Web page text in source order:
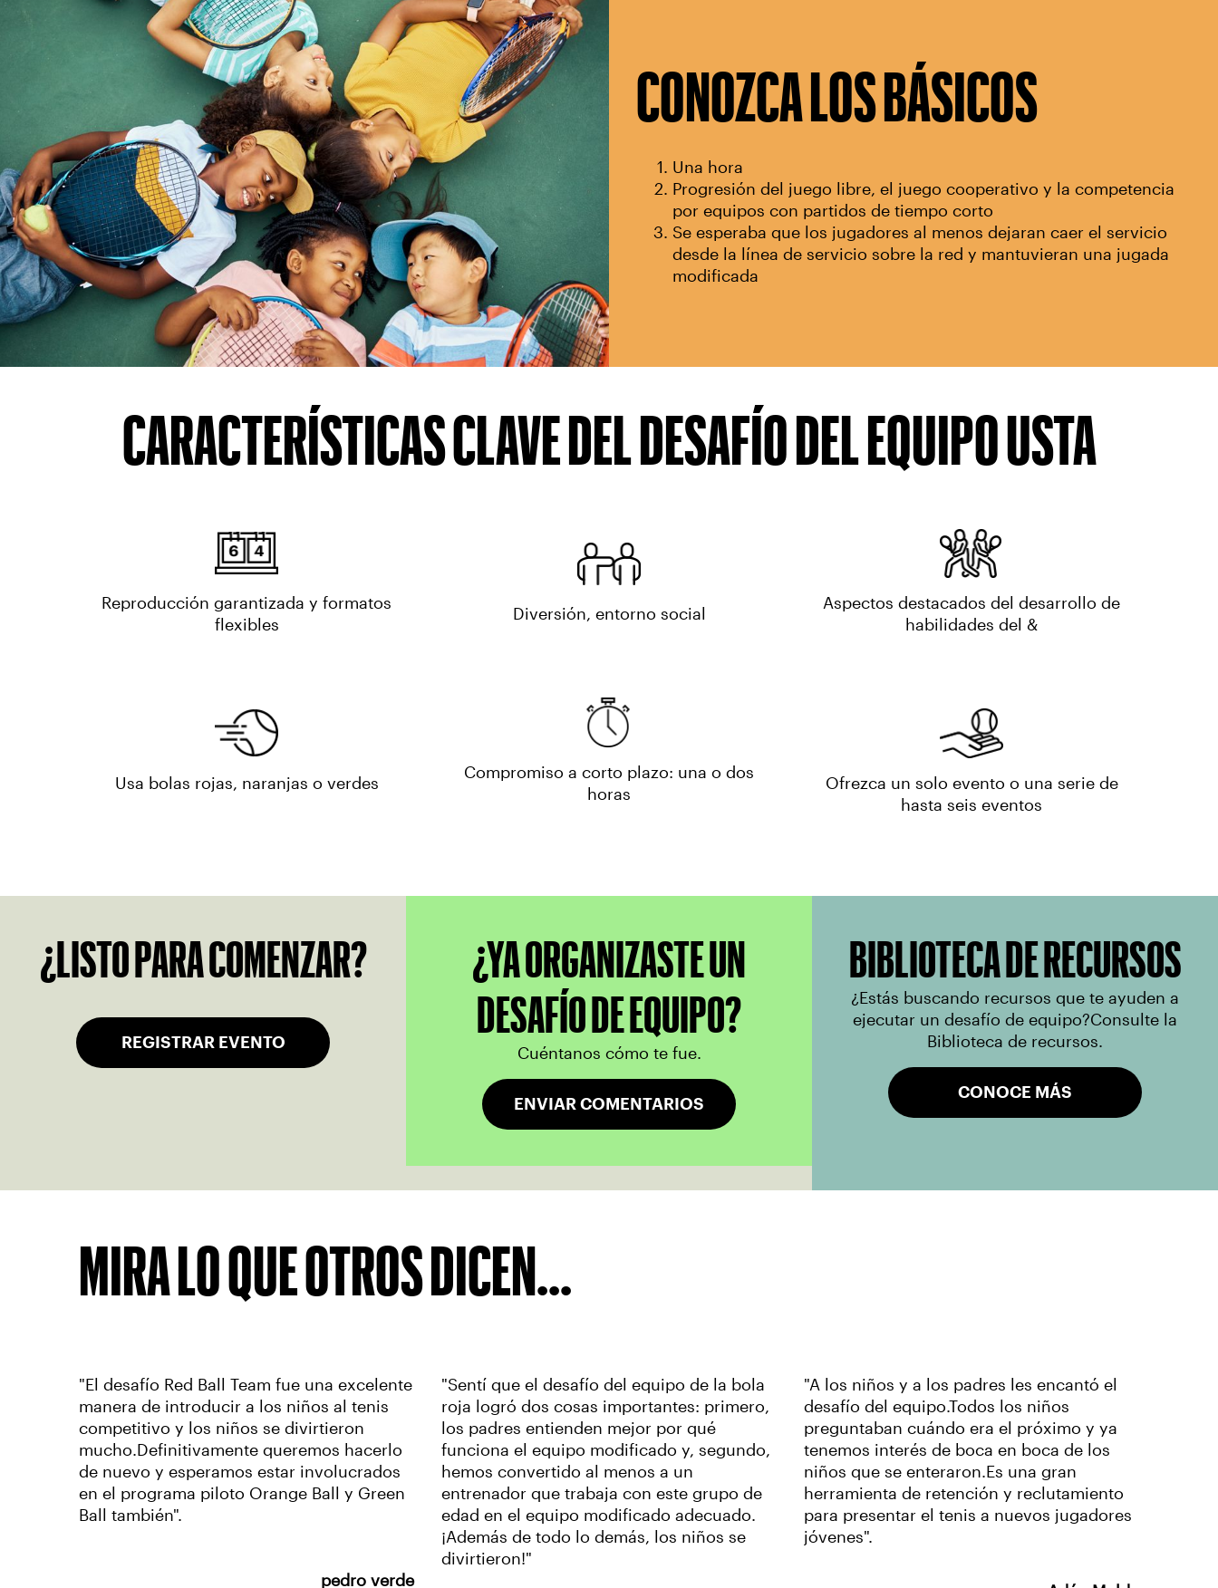
CONOZCA LOS BÁSICOS
Una hora
Progresión del juego libre, el juego cooperativo y la competencia
por equipos con partidos de tiempo corto
Se esperaba que los jugadores al menos dejaran caer el servicio
desde la línea de servicio sobre la red y mantuvieran una jugada
modificada
CARACTERÍSTICAS CLAVE DEL DESAFÍO DEL EQUIPO USTA
Reproducción garantizada y formatos
flexibles
Diversión, entorno social
Aspectos destacados del desarrollo de
habilidades del &
Usa bolas rojas, naranjas o verdes
Compromiso a corto plazo: una o dos
horas
Ofrezca un solo evento o una serie de
hasta seis eventos
¿LISTO PARA COMENZAR?
REGISTRAR EVENTO
¿YA ORGANIZASTE UN
DESAFÍO DE EQUIPO?
Cuéntanos cómo te fue.
ENVIAR COMENTARIOS
BIBLIOTECA DE RECURSOS
¿Estás buscando recursos que te ayuden a
ejecutar un desafío de equipo?Consulte la
Biblioteca de recursos.
CONOCE MÁS
MIRA LO QUE OTROS DICEN...
"El desafío Red Ball Team fue una excelente
manera de introducir a los niños al tenis
competitivo y los niños se divirtieron
mucho.Definitivamente queremos hacerlo
de nuevo y esperamos estar involucrados
en el programa piloto Orange Ball y Green
Ball también".
pedro verde
"Sentí que el desafío del equipo de la bola
roja logró dos cosas importantes: primero,
los padres entienden mejor por qué
funciona el equipo modificado y, segundo,
hemos convertido al menos a un
entrenador que trabaja con este grupo de
edad en el equipo modificado adecuado.
¡Además de todo lo demás, los niños se
divirtieron!"
"A los niños y a los padres les encantó el
desafío del equipo.Todos los niños
preguntaban cuándo era el próximo y ya
tenemos interés de boca en boca de los
niños que se enteraron.Es una gran
herramienta de retención y reclutamiento
para presentar el tenis a nuevos jugadores
jóvenes".